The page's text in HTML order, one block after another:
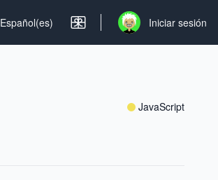
Set language
Español(es) Open user menu
Iniciar sesión
JavaScript